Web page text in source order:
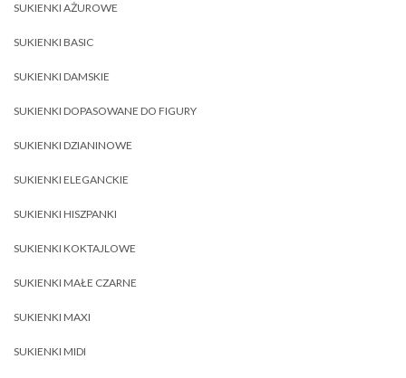
SUKIENKI AŻUROWE
SUKIENKI BASIC
SUKIENKI DAMSKIE
SUKIENKI DOPASOWANE DO FIGURY
SUKIENKI DZIANINOWE
SUKIENKI ELEGANCKIE
SUKIENKI HISZPANKI
SUKIENKI KOKTAJLOWE
SUKIENKI MAŁE CZARNE
SUKIENKI MAXI
SUKIENKI MIDI